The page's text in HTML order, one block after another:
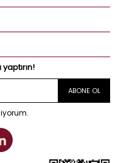
ABONE OL